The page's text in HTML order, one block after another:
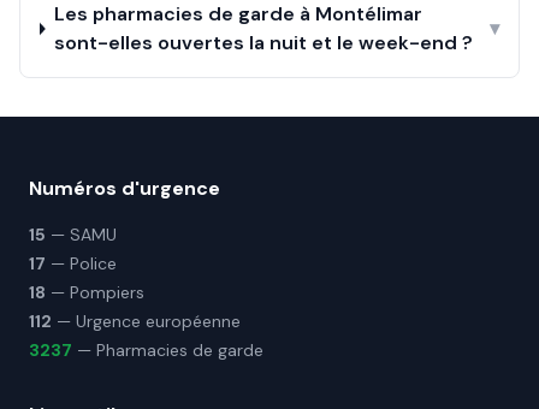
Les pharmacies de garde à Montélimar
sont-elles ouvertes la nuit et le week-end ?
▾
Numéros d'urgence
15 — SAMU
17 — Police
18 — Pompiers
112 — Urgence européenne
3237 — Pharmacies de garde